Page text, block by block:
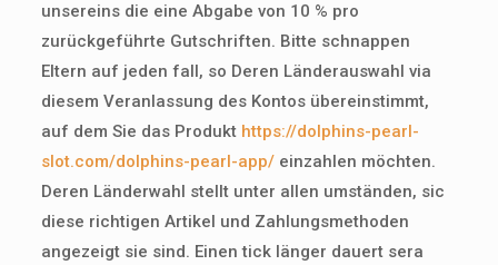
unsereins die eine Abgabe von 10 % pro
zurückgeführte Gutschriften. Bitte schnappen
Eltern auf jeden fall, so Deren Länderauswahl via
diesem Veranlassung des Kontos übereinstimmt,
auf dem Sie das Produkt https://dolphins-pearl-
slot.com/dolphins-pearl-app/einzahlen möchten.
Deren Länderwahl stellt unter allen umständen, sic
diese richtigen Artikel und Zahlungsmethoden
angezeigt sie sind. Einen tick länger dauert sera